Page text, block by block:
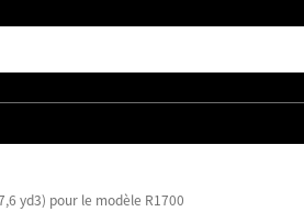
yd3) pour le modèle R1700